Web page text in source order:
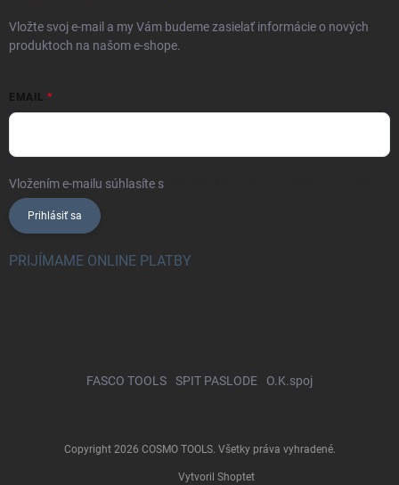
Vložte svoj e-mail a my Vám budeme zasielať informácie o nových
produktoch na našom e-shope.
EMAIL
Vložením e-mailu súhlasíte s
Prihlásiť sa
PRIJÍMAME ONLINE PLATBY
FASCO TOOLS SPIT PASLODE O.K.spoj
Vytvoril Shoptet
Copyright 2026 COSMO TOOLS. Všetky práva vyhradené.